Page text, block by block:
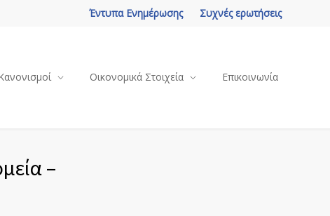
Συχνές ερωτήσεις
Έντυπα Ενημέρωσης
Οικονομικά Στοιχεία Επικοινωνία
–